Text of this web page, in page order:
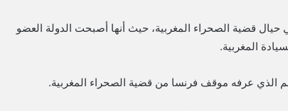
حيال قضية الصحراء المغربية، حيث أنها أصبحت الدولة العضو